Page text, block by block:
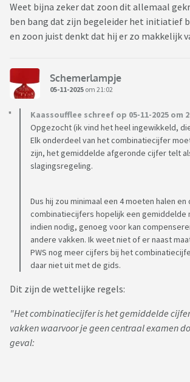
Weet bijna zeker dat zoon dit allemaal
ben bang dat zijn begeleider het initiatief
en zoon juist denkt dat hij er zo makkelijk
Schemerlampje
05-11-2025 om 21:02
Kaassoufflee schreef op 05-11-2025 om
Opgezocht (ik vind het heel ingewikkeld,
Elk onderdeel van het combinatiecijfer
zijn, het gemiddelde afgeronde cijfer telt
slagingsregeling.
Dus hij zou minimaal een 4 moeten halen
combinatiecijfers hopelijk een gemiddelde
indien nodig, genoeg voor kan
andere vakken. Ik weet niet of er naast
PWS nog meer cijfers bij het
daar niet uit met de gids.
Dit zijn de wettelijke regels:
"Het combinatiecijfer is het gemiddelde
vakken waarvoor je geen centraal examen
geval: